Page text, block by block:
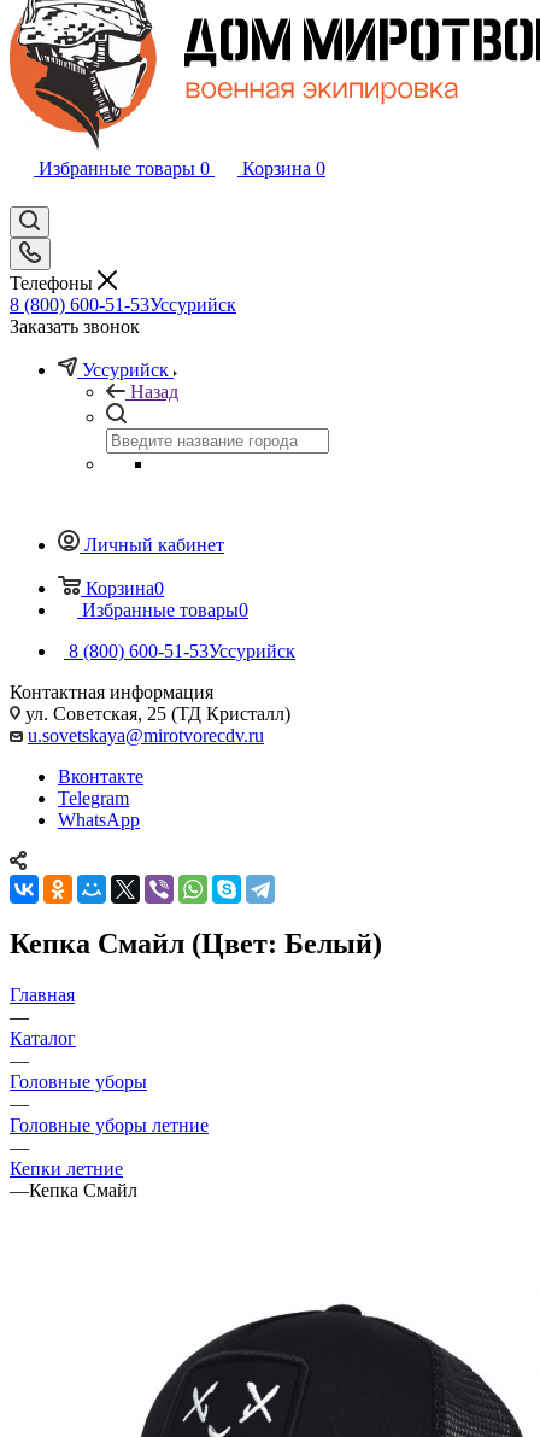
Избранные товары 0 Корзина 0
Телефоны
8 (800) 600-51-53Уссурийск
Заказать звонок
Уссурийск
Назад
Личный кабинет
Корзина0
Избранные товары0
8 (800) 600-51-53Уссурийск
Контактная информация
ул. Советская, 25 (ТД Кристалл)
u.sovetskaya@mirotvorecdv.ru
Вконтакте
Telegram
WhatsApp
Кепка Смайл (Цвет: Белый)
Главная
—
Каталог
—
Головные уборы
—
Головные уборы летние
—
Кепки летние
—Кепка Смайл